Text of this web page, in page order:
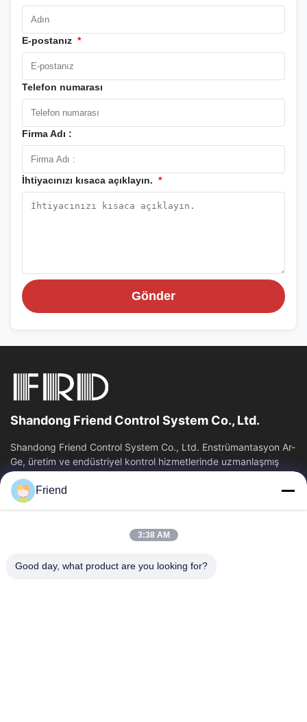
E-postanız *
Telefon numarası
Firma Adı :
İhtiyacınızı kısaca açıklayın. *
Gönder
Shandong Friend Control System Co., Ltd.
Shandong Friend Control System Co., Ltd. Enstrümantasyon Ar-
Ge, üretim ve endüstriyel kontrol hizmetlerinde uzmanlaşmış
ulusal bir yüksek teknoloji...
Hızlı Bağlantılar
Hakkımızda
Fabrika Turu
Kalite Kontrol
Friend
3:38 AM
Good day, what product are you looking for?